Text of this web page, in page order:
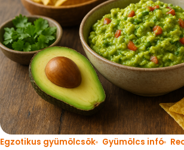
Egzotikus gyümölcsök Gyümölcs infó